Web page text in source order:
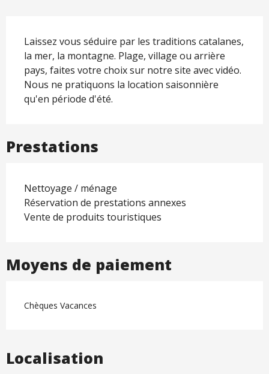
Laissez vous séduire par les traditions catalanes,
la mer, la montagne. Plage, village ou arrière
pays, faites votre choix sur notre site avec vidéo.
Nous ne pratiquons la location saisonnière
qu'en période d'été.
Prestations
Nettoyage / ménage
Réservation de prestations annexes
Vente de produits touristiques
Moyens de paiement
Chèques Vacances
Localisation